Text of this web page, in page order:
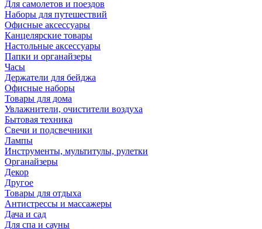
Для самолетов и поездов
Наборы для путешествий
Офисные аксессуары
Канцелярские товары
Настольные аксессуары
Папки и органайзеры
Часы
Держатели для бейджа
Офисные наборы
Товары для дома
Увлажнители, очистители воздуха
Бытовая техника
Свечи и подсвечники
Лампы
Инструменты, мультитулы, рулетки
Органайзеры
Декор
Другое
Товары для отдыха
Антистрессы и массажеры
Дача и сад
Для спа и сауны